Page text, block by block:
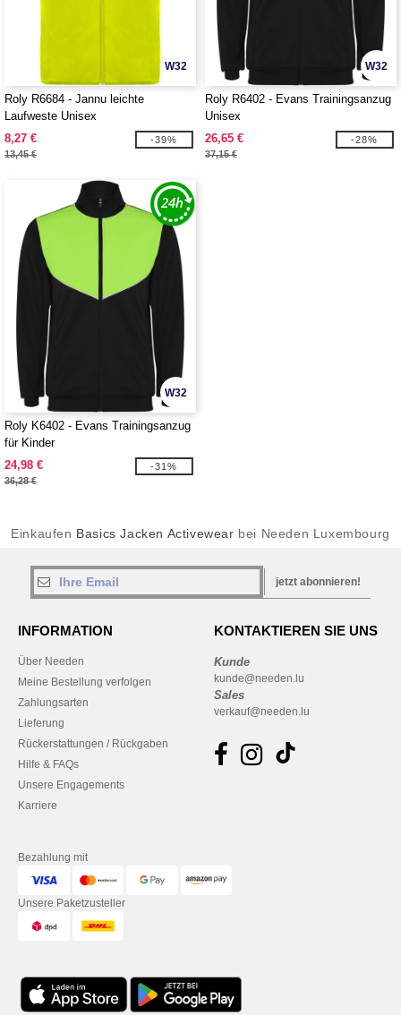
W32
Roly R6684 - Jannu leichte
Laufweste Unisex
8,27 €
13,45 €
-39%
W32
Roly R6402 - Evans Trainingsanzug
Unisex
26,65 €
37,15 €
-28%
W32
Roly K6402 - Evans Trainingsanzug
für Kinder
24,98 €
36,28 €
-31%
Einkaufen Basics Jacken Activewear bei Needen Luxembourg
jetzt abonnieren!
INFORMATION
Über Needen
Meine Bestellung verfolgen
Zahlungsarten
Lieferung
Rückerstattungen / Rückgaben
Hilfe & FAQs
Unsere Engagements
Karriere
KONTAKTIEREN SIE UNS
Kunde
kunde@needen.lu
Sales
verkauf@needen.lu
Bezahlung mit
Unsere Paketzusteller